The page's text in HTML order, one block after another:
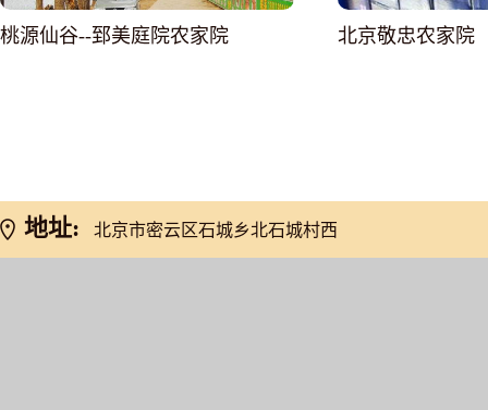
桃源仙谷--郅美庭院农家院 北京敬忠农家院
地址:
北京市密云区石城乡北石城村西